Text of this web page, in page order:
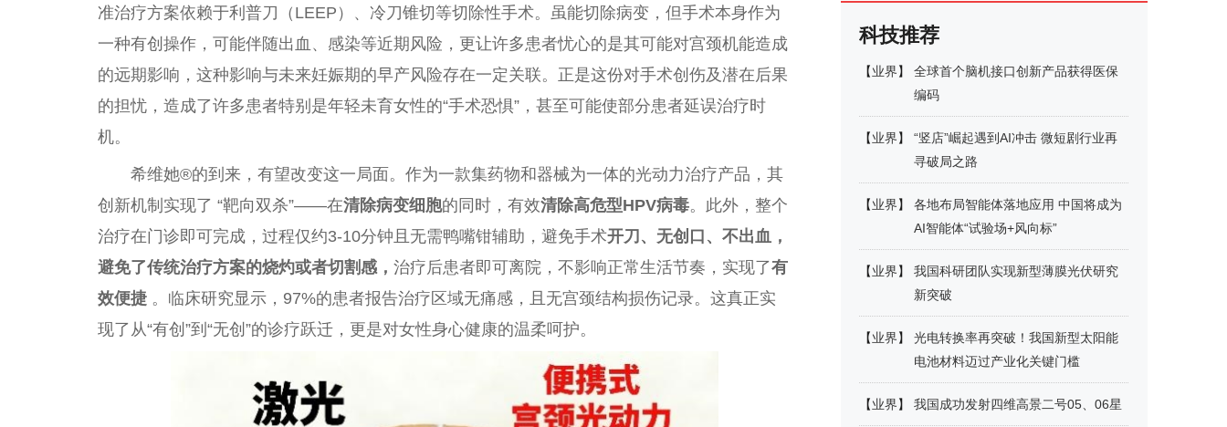
准治疗方案依赖于利普刀（LEEP）、冷刀锥切等切除性手术。虽能切除病变，但手术本身作为
一种有创操作，可能伴随出血、感染等近期风险，更让许多患者忧心的是其可能对宫颈机能造成
的远期影响，这种影响与未来妊娠期的早产风险存在一定关联。正是这份对手术创伤及潜在后果
的担忧，造成了许多患者特别是年轻未育女性的“手术恐惧”，甚至可能使部分患者延误治疗时
机。
希维她®的到来，有望改变这一局面。作为一款集药物和器械为一体的光动力治疗产品，其
创新机制实现了 “靶向双杀”——在清除病变细胞的同时，有效清除高危型HPV病毒。此外，整个
治疗在门诊即可完成，过程仅约3-10分钟且无需鸭嘴钳辅助，避免手术开刀、无创口、不出血，
避免了传统治疗方案的烧灼或者切割感， 治疗后患者即可离院，不影响正常生活节奏，实现了有
效便捷 。临床研究显示，97%的患者报告治疗区域无痛感，且无宫颈结构损伤记录。这真正实
现了从“有创”到“无创”的诊疗跃迁，更是对女性身心健康的温柔呵护。
科技推荐
【业界】
全球首个脑机接口创新产品获得医保
编码
【业界】
“竖店”崛起遇到AI冲击 微短剧行业再
寻破局之路
【业界】
各地布局智能体落地应用 中国将成为
AI智能体“试验场+风向标”
【业界】
我国科研团队实现新型薄膜光伏研究
新突破
【业界】
光电转换率再突破！我国新型太阳能
电池材料迈过产业化关键门槛
【业界】 我国成功发射四维高景二号05、06星